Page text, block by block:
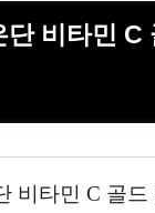
단 비타민 C
비타민 C 골드